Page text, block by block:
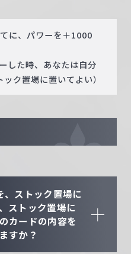
に、パワーを＋1000
した時、あなたは自分
ク置場に置いてよい）
、ストック置場に
ストック置場に
カードの内容を
すか？